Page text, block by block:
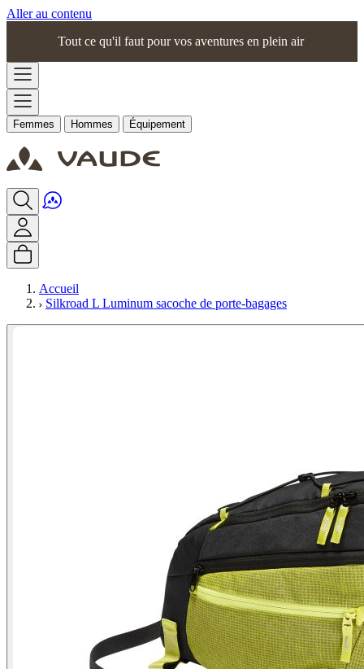
Aller au contenu
Tout ce qu'il faut pour vos aventures en plein air
Femmes Hommes Équipement
Accueil
Silkroad L Luminum sacoche de porte-bagages